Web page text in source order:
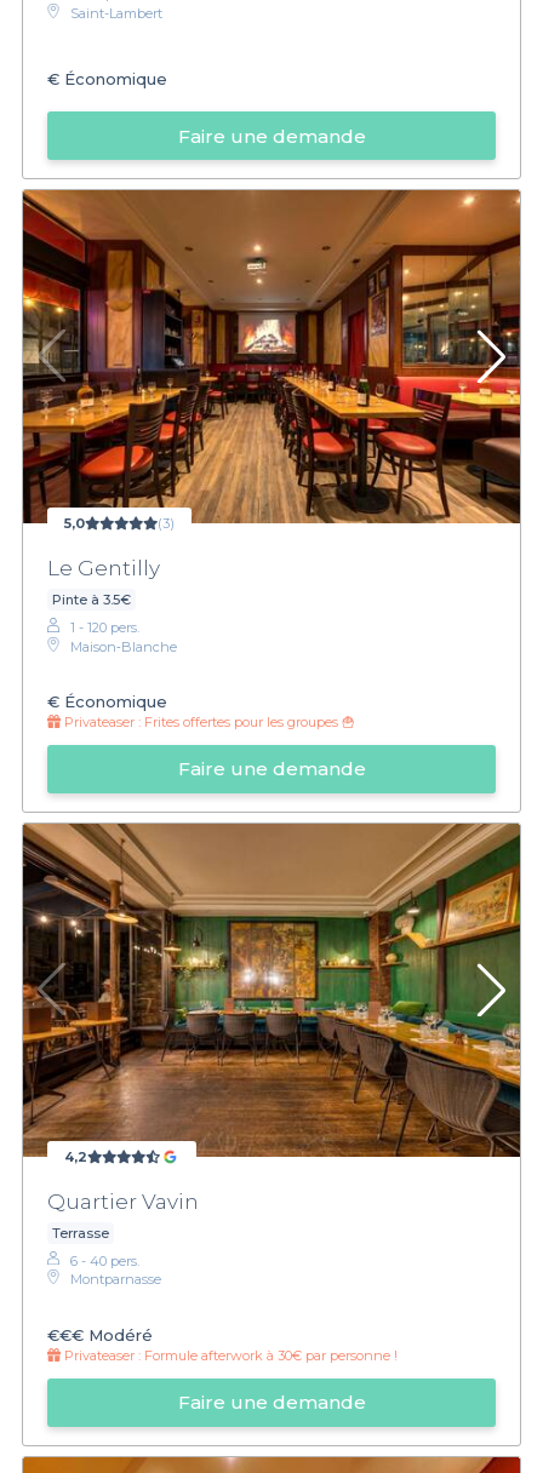
Saint-Lambert
€ Économique
Faire une demande
5,0 (3)
Le Gentilly
Pinte à 3.5€
1 - 120 pers.
Maison‑Blanche
€ Économique
Privateaser : Frites offertes pour les groupes 🍟
Faire une demande
4,2
Quartier Vavin
Terrasse
6 - 40 pers.
Montparnasse
€€€ Modéré
Privateaser : Formule afterwork à 30€ par personne !
Faire une demande